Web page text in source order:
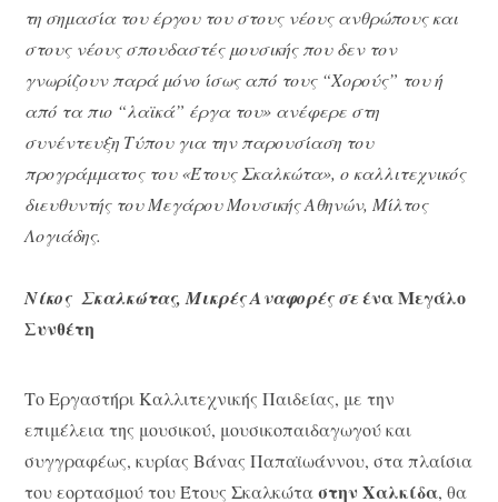
τη σημασία του έργου του στους νέους ανθρώπους και
στους νέους σπουδαστές μουσικής που δεν τον
γνωρίζουν παρά μόνο ίσως από τους “Χορούς” του ή
από τα πιο “λαϊκά” έργα του» ανέφερε στη
συνέντευξη Τύπου για την παρουσίαση του
προγράμματος του «Έτους Σκαλκώτα», ο καλλιτεχνικός
διευθυντής του Μεγάρου Μουσικής Αθηνών, Μίλτος
Λογιάδης.
Νίκος Σκαλκώτας, Μικρές Αναφορές σεένα Μεγάλο
Συνθέτη
Το Εργαστήρι Καλλιτεχνικής Παιδείας, με την
επιμέλεια της μουσικού, μουσικοπαιδαγωγού και
συγγραφέως, κυρίας Βάνας Παπαϊωάννου, στα πλαίσια
του εορτασμού του Έτους Σκαλκώταστην Χαλκίδα, θα